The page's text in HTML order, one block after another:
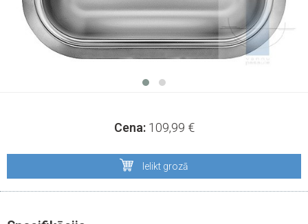
Cena: 109,99 €
Ielikt grozā